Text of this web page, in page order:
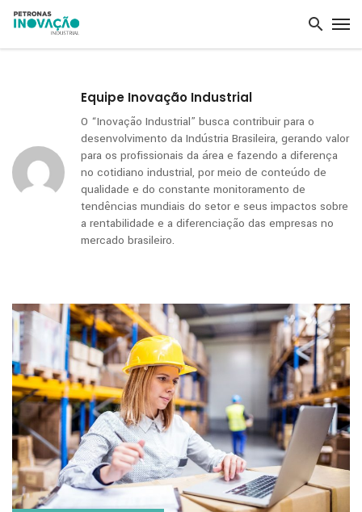
Equipe Inovação Industrial
O “Inovação Industrial” busca contribuir para o
desenvolvimento da Indústria Brasileira, gerando valor
para os profissionais da área e fazendo a diferença
no cotidiano industrial, por meio de conteúdo de
qualidade e do constante monitoramento de
tendências mundiais do setor e seus impactos sobre
a rentabilidade e a diferenciação das empresas no
mercado brasileiro.